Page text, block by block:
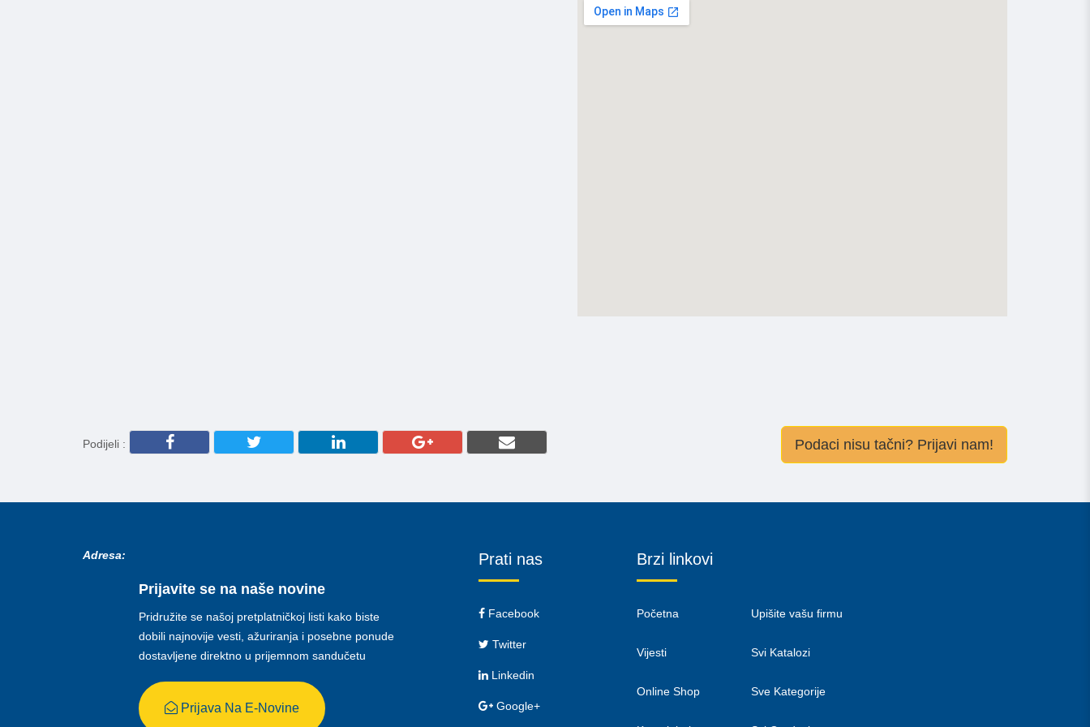
Podijeli : Podaci nisu tačni? Prijavi nam!
Adresa:
Prijavite se na naše novine
Pridružite se našoj pretplatničkoj listi kako biste
dobili najnovije vesti, ažuriranja i posebne ponude
dostavljene direktno u prijemnom sandučetu
Prijava Na E-Novine
Prati nas
Facebook
Twitter
Linkedin
Google+
Brzi linkovi
Početna
Vijesti
Online Shop
Upišite vašu firmu
Svi Katalozi
Sve Kategorije